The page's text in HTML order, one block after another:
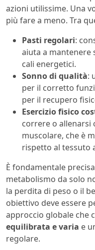
azioni utilissime. Una
più fare a meno. Tra
Pasti regolari:
aiuta a mantenere
cali energetici.
Sonno di qualità:
per il corretto
per il recupero
Esercizio fisico
correre o allenarsi
muscolare, che è
rispetto al tessuto
È fondamentale
metabolismo da solo
la perdita di peso o il
obiettivo deve essere
approccio globale che
equilibrata e varia e
regolare.